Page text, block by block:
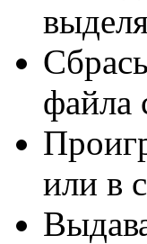
файла
или в